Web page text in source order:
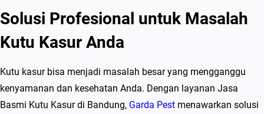
Solusi Profesional untuk Masalah
Kutu Kasur Anda
Kutu kasur bisa menjadi masalah besar yang mengganggu
kenyamanan dan kesehatan Anda. Dengan layanan Jasa
Basmi Kutu Kasur di Bandung, Garda Pest menawarkan solusi